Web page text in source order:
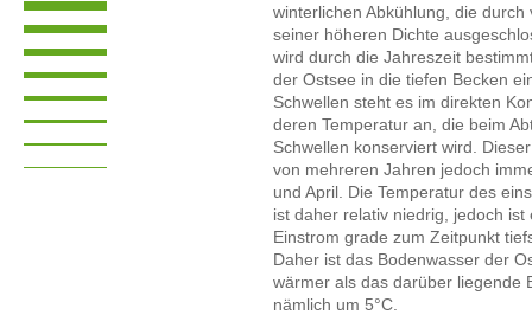
winterlichen Abkühlung, die
seiner höheren Dichte
wird durch die Jahreszeit
der Ostsee in die tiefen Becken
Schwellen steht es im direkten
deren Temperatur an, die beim
Schwellen konserviert wird.
von mehreren Jahren jedoch
und April. Die Temperatur des
ist daher relativ niedrig, jedoch
Einstrom grade zum Zeitpunkt
Daher ist das Bodenwasser der
wärmer als das darüber liegende
nämlich um 5°C.